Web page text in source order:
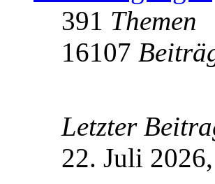
391 Themen
16107
Letzter
22. Juli